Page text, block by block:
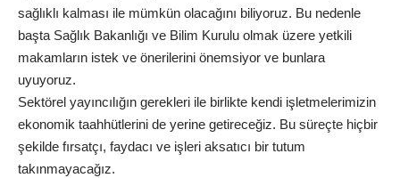
sağlıklı kalması ile mümkün olacağını biliyoruz. Bu nedenle
başta Sağlık Bakanlığı ve Bilim Kurulu olmak üzere yetkili
makamların istek ve önerilerini önemsiyor ve bunlara
uyuyoruz.
Sektörel yayıncılığın gerekleri ile birlikte kendi işletmelerimizin
ekonomik taahhütlerini de yerine getireceğiz. Bu süreçte hiçbir
şekilde fırsatçı, faydacı ve işleri aksatıcı bir tutum
takınmayacağız.